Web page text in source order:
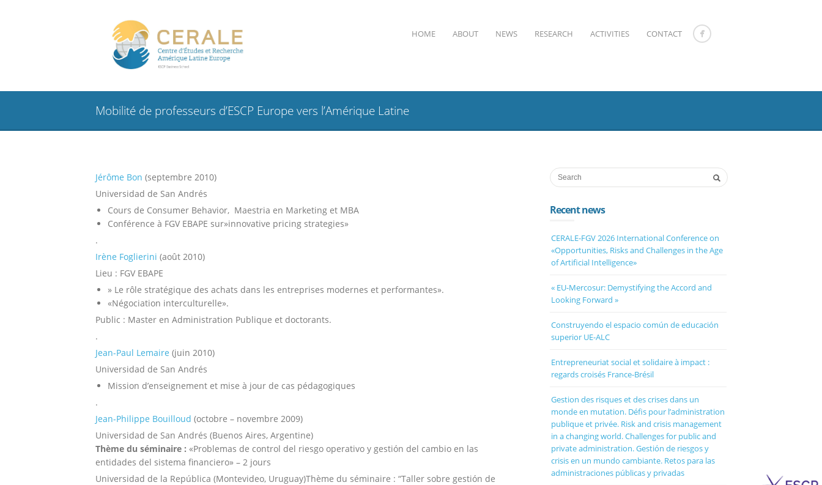
HOME ABOUT NEWS RESEARCH ACTIVITIES CONTACT
Mobilité de professeurs d’ESCP Europe vers l’Amérique Latine
Jérôme Bon (septembre 2010)
Universidad de San Andrés
Cours de Consumer Behavior, Maestria en Marketing et MBA
Conférence à FGV EBAPE sur»innovative pricing strategies»
.
Irène Foglierini (août 2010)
Lieu : FGV EBAPE
» Le rôle stratégique des achats dans les entreprises modernes et performantes».
«Négociation interculturelle».
Public : Master en Administration Publique et doctorants.
.
Jean-Paul Lemaire (juin 2010)
Universidad de San Andrés
Mission d’enseignement et mise à jour de cas pédagogiques
.
Jean-Philippe Bouilloud (octobre – novembre 2009)
Universidad de San Andrés (Buenos Aires, Argentine)
Thème du séminaire : «Problemas de control del riesgo operativo y gestión del cambio en las
entidades del sistema financiero» – 2 jours
Universidad de la República (Montevideo, Uruguay)Thème du séminaire : “Taller sobre gestión de
Recent news
CERALE-FGV 2026 International Conference on
«Opportunities, Risks and Challenges in the Age
of Artificial Intelligence»
« EU-Mercosur: Demystifying the Accord and
Looking Forward »
Construyendo el espacio común de educación
superior UE-ALC
Entrepreneuriat social et solidaire à impact :
regards croisés France-Brésil
Gestion des risques et des crises dans un
monde en mutation. Défis pour l’administration
publique et privée. Risk and crisis management
in a changing world. Challenges for public and
private administration. Gestión de riesgos y
crisis en un mundo cambiante. Retos para las
administraciones públicas y privadas